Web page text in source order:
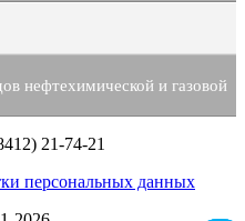
нефтехимической и газовой
21-74-21
персональных данных